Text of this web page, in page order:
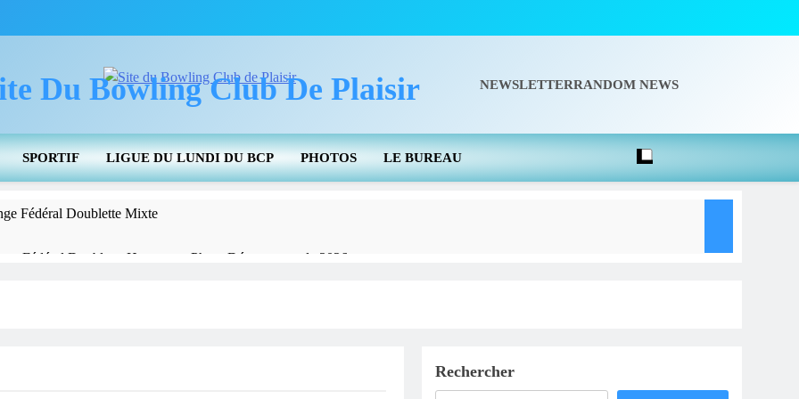
Du Bowling Club De Plaisir NEWSLETTERRANDOM NEWS
SPORTIF LIGUE DU LUNDI DU BCP PHOTOS LE BUREAU
Fédéral Doublette Mixte
Fédéral Doublette Honneur – Phase Départementale 2026
Info De La FFBSQ – Vigilance Numérique
Rechercher